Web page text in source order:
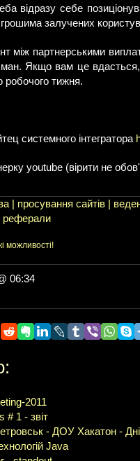
відразу себе
залучених
між партнерськими
Якщо вам це вдасться,
тижня.
системного інтегратора
youtube (вірити не
| просування сайтів |
реферали
можливості!
06:34
2011
# 1 - звіт
- ДОУ Хакатон -
Java